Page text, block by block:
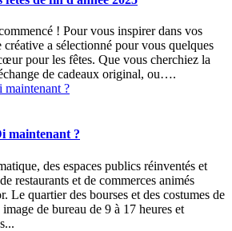
! Pour vous inspirer dans vos
a sélectionné pour vous quelques
pour les fêtes. Que vous cherchiez la
de cadeaux original, ou….
?
maintenant ?
des espaces publics réinventés et
restaurants et de commerces animés
Le quartier des bourses et des costumes de
de bureau de 9 à 17 heures et